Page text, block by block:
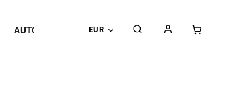
EUR
AUTOPOŤAHY Univerzálne doplnky